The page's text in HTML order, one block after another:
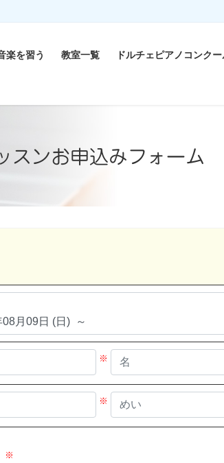
楽を習う 教室一覧 ドルチェピアノコンク
スンお申込みフォーム
※
※
※